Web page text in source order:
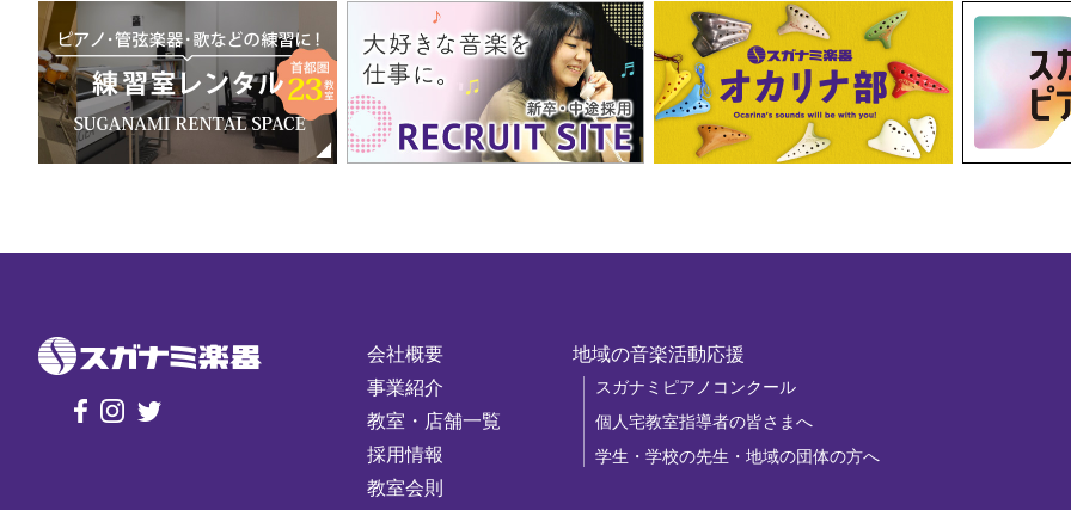
会社概要
事業紹介
教室・店舗一覧
採用情報
教室会則
地域の音楽活動応援
スガナミピアノコンクール
個人宅教室指導者の皆さまへ
学生・学校の先生・地域の団体の方へ